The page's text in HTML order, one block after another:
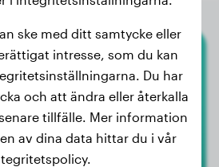
Boxer
Uthor
ske med ditt samtycke eller
intresse, som du kan
Du har
och att ändra eller återkalla
tillfälle. Mer information
av dina data hittar du i vår